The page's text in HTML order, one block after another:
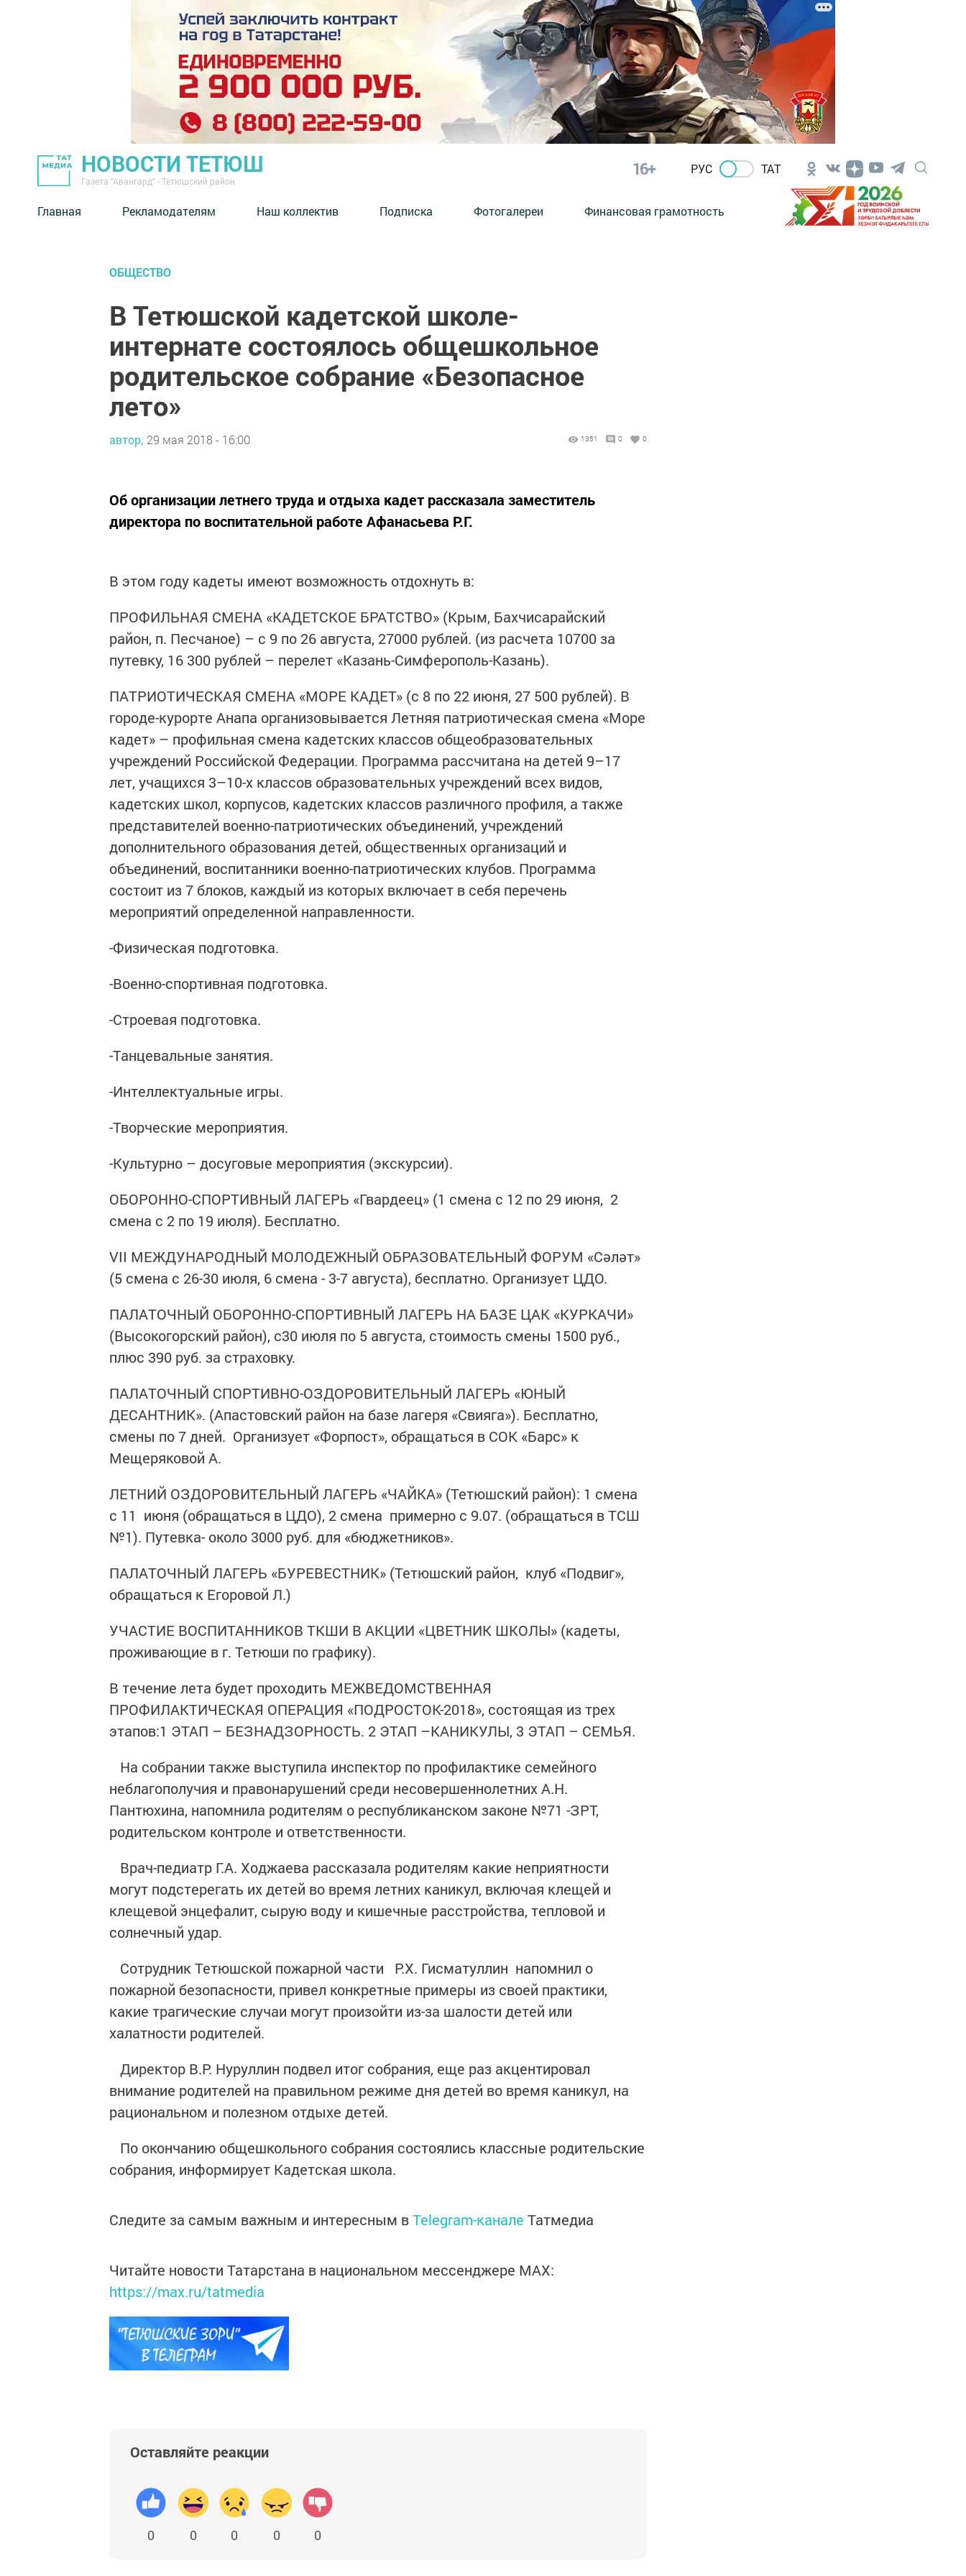
НОВОСТИ ТЕТЮШ
Газета "Авангард" - Тетюшский район
16+ РУС ТАТ
Главная Рекламодателям Наш коллектив Подписка Фотогалереи Финансовая грамотность
ОБЩЕСТВО
В Тетюшской кадетской школе-
интернате состоялось общешкольное
родительское собрание «Безопасное
лето»
автор, 29 мая 2018 - 16:00 1351 0 0
Об организации летнего труда и отдыха кадет рассказала заместитель
директора по воспитательной работе Афанасьева Р.Г.
В этом году кадеты имеют возможность отдохнуть в:
ПРОФИЛЬНАЯ СМЕНА «КАДЕТСКОЕ БРАТСТВО» (Крым, Бахчисарайский
район, п. Песчаное) – с 9 по 26 августа, 27000 рублей. (из расчета 10700 за
путевку, 16 300 рублей – перелет «Казань-Симферополь-Казань).
ПАТРИОТИЧЕСКАЯ СМЕНА «МОРЕ КАДЕТ» (с 8 по 22 июня, 27 500 рублей). В
городе-курорте Анапа организовывается Летняя патриотическая смена «Море
кадет» – профильная смена кадетских классов общеобразовательных
учреждений Российской Федерации. Программа рассчитана на детей 9–17
лет, учащихся 3–10-х классов образовательных учреждений всех видов,
кадетских школ, корпусов, кадетских классов различного профиля, а также
представителей военно-патриотических объединений, учреждений
дополнительного образования детей, общественных организаций и
объединений, воспитанники военно-патриотических клубов. Программа
состоит из 7 блоков, каждый из которых включает в себя перечень
мероприятий определенной направленности.
-Физическая подготовка.
-Военно-спортивная подготовка.
-Строевая подготовка.
-Танцевальные занятия.
-Интеллектуальные игры.
-Творческие мероприятия.
-Культурно – досуговые мероприятия (экскурсии).
ОБОРОННО-СПОРТИВНЫЙ ЛАГЕРЬ «Гвардеец» (1 смена с 12 по 29 июня, 2
смена с 2 по 19 июля). Бесплатно.
VII МЕЖДУНАРОДНЫЙ МОЛОДЕЖНЫЙ ОБРАЗОВАТЕЛЬНЫЙ ФОРУМ «Сәләт»
(5 смена с 26-30 июля, 6 смена - 3-7 августа), бесплатно. Организует ЦДО.
ПАЛАТОЧНЫЙ ОБОРОННО-СПОРТИВНЫЙ ЛАГЕРЬ НА БАЗЕ ЦАК «КУРКАЧИ»
(Высокогорский район), с30 июля по 5 августа, стоимость смены 1500 руб.,
плюс 390 руб. за страховку.
ПАЛАТОЧНЫЙ СПОРТИВНО-ОЗДОРОВИТЕЛЬНЫЙ ЛАГЕРЬ «ЮНЫЙ
ДЕСАНТНИК». (Апастовский район на базе лагеря «Свияга»). Бесплатно,
смены по 7 дней. Организует «Форпост», обращаться в СОК «Барс» к
Мещеряковой А.
ЛЕТНИЙ ОЗДОРОВИТЕЛЬНЫЙ ЛАГЕРЬ «ЧАЙКА» (Тетюшский район): 1 смена
с 11 июня (обращаться в ЦДО), 2 смена примерно с 9.07. (обращаться в ТСШ
№1). Путевка- около 3000 руб. для «бюджетников».
ПАЛАТОЧНЫЙ ЛАГЕРЬ «БУРЕВЕСТНИК» (Тетюшский район, клуб «Подвиг»,
обращаться к Егоровой Л.)
УЧАСТИЕ ВОСПИТАННИКОВ ТКШИ В АКЦИИ «ЦВЕТНИК ШКОЛЫ» (кадеты,
проживающие в г. Тетюши по графику).
В течение лета будет проходить МЕЖВЕДОМСТВЕННАЯ
ПРОФИЛАКТИЧЕСКАЯ ОПЕРАЦИЯ «ПОДРОСТОК-2018», состоящая из трех
этапов:1 ЭТАП – БЕЗНАДЗОРНОСТЬ. 2 ЭТАП –КАНИКУЛЫ, 3 ЭТАП – СЕМЬЯ.
На собрании также выступила инспектор по профилактике семейного
неблагополучия и правонарушений среди несовершеннолетних А.Н.
Пантюхина, напомнила родителям о республиканском законе №71 -ЗРТ,
родительском контроле и ответственности.
Врач-педиатр Г.А. Ходжаева рассказала родителям какие неприятности
могут подстерегать их детей во время летних каникул, включая клещей и
клещевой энцефалит, сырую воду и кишечные расстройства, тепловой и
солнечный удар.
Сотрудник Тетюшской пожарной части Р.Х. Гисматуллин напомнил о
пожарной безопасности, привел конкретные примеры из своей практики,
какие трагические случаи могут произойти из-за шалости детей или
халатности родителей.
Директор В.Р. Нуруллин подвел итог собрания, еще раз акцентировал
внимание родителей на правильном режиме дня детей во время каникул, на
рациональном и полезном отдыхе детей.
По окончанию общешкольного собрания состоялись классные родительские
собрания, информирует Кадетская школа.
Следите за самым важным и интересным вTelegram-канале Татмедиа
Читайте новости Татарстана в национальном мессенджере MАХ:
https://max.ru/tatmedia
Оставляйте реакции
0 0 0 0 0